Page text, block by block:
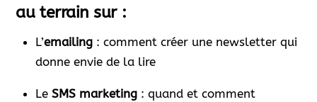
au terrain sur :
L’emailing: comment créer une newsletter qui
donne envie de la lire
Le SMS marketing: quand et comment